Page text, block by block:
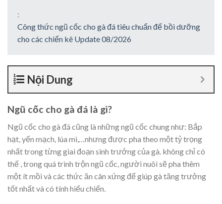
:
Công thức ngũ cốc cho gà đá tiêu chuẩn để bồi dưỡng
cho các chiến kê Update 08/2026
Nội Dung
Ngũ cốc cho gà đá là gì?
Ngũ cốc cho gà đá cũng là những ngũ cốc chung như: Bắp
hạt, yến mạch, lúa mì,…nhưng được pha theo một tỷ trọng
nhất trong từng giai đoạn sinh trưởng của gà. không chỉ có
thế , trong quá trình trộn ngũ cốc, người nuôi sẽ pha thêm
một ít mồi và các thức ăn cân xứng để giúp gà tăng trưởng
tốt nhất và có tính hiếu chiến.